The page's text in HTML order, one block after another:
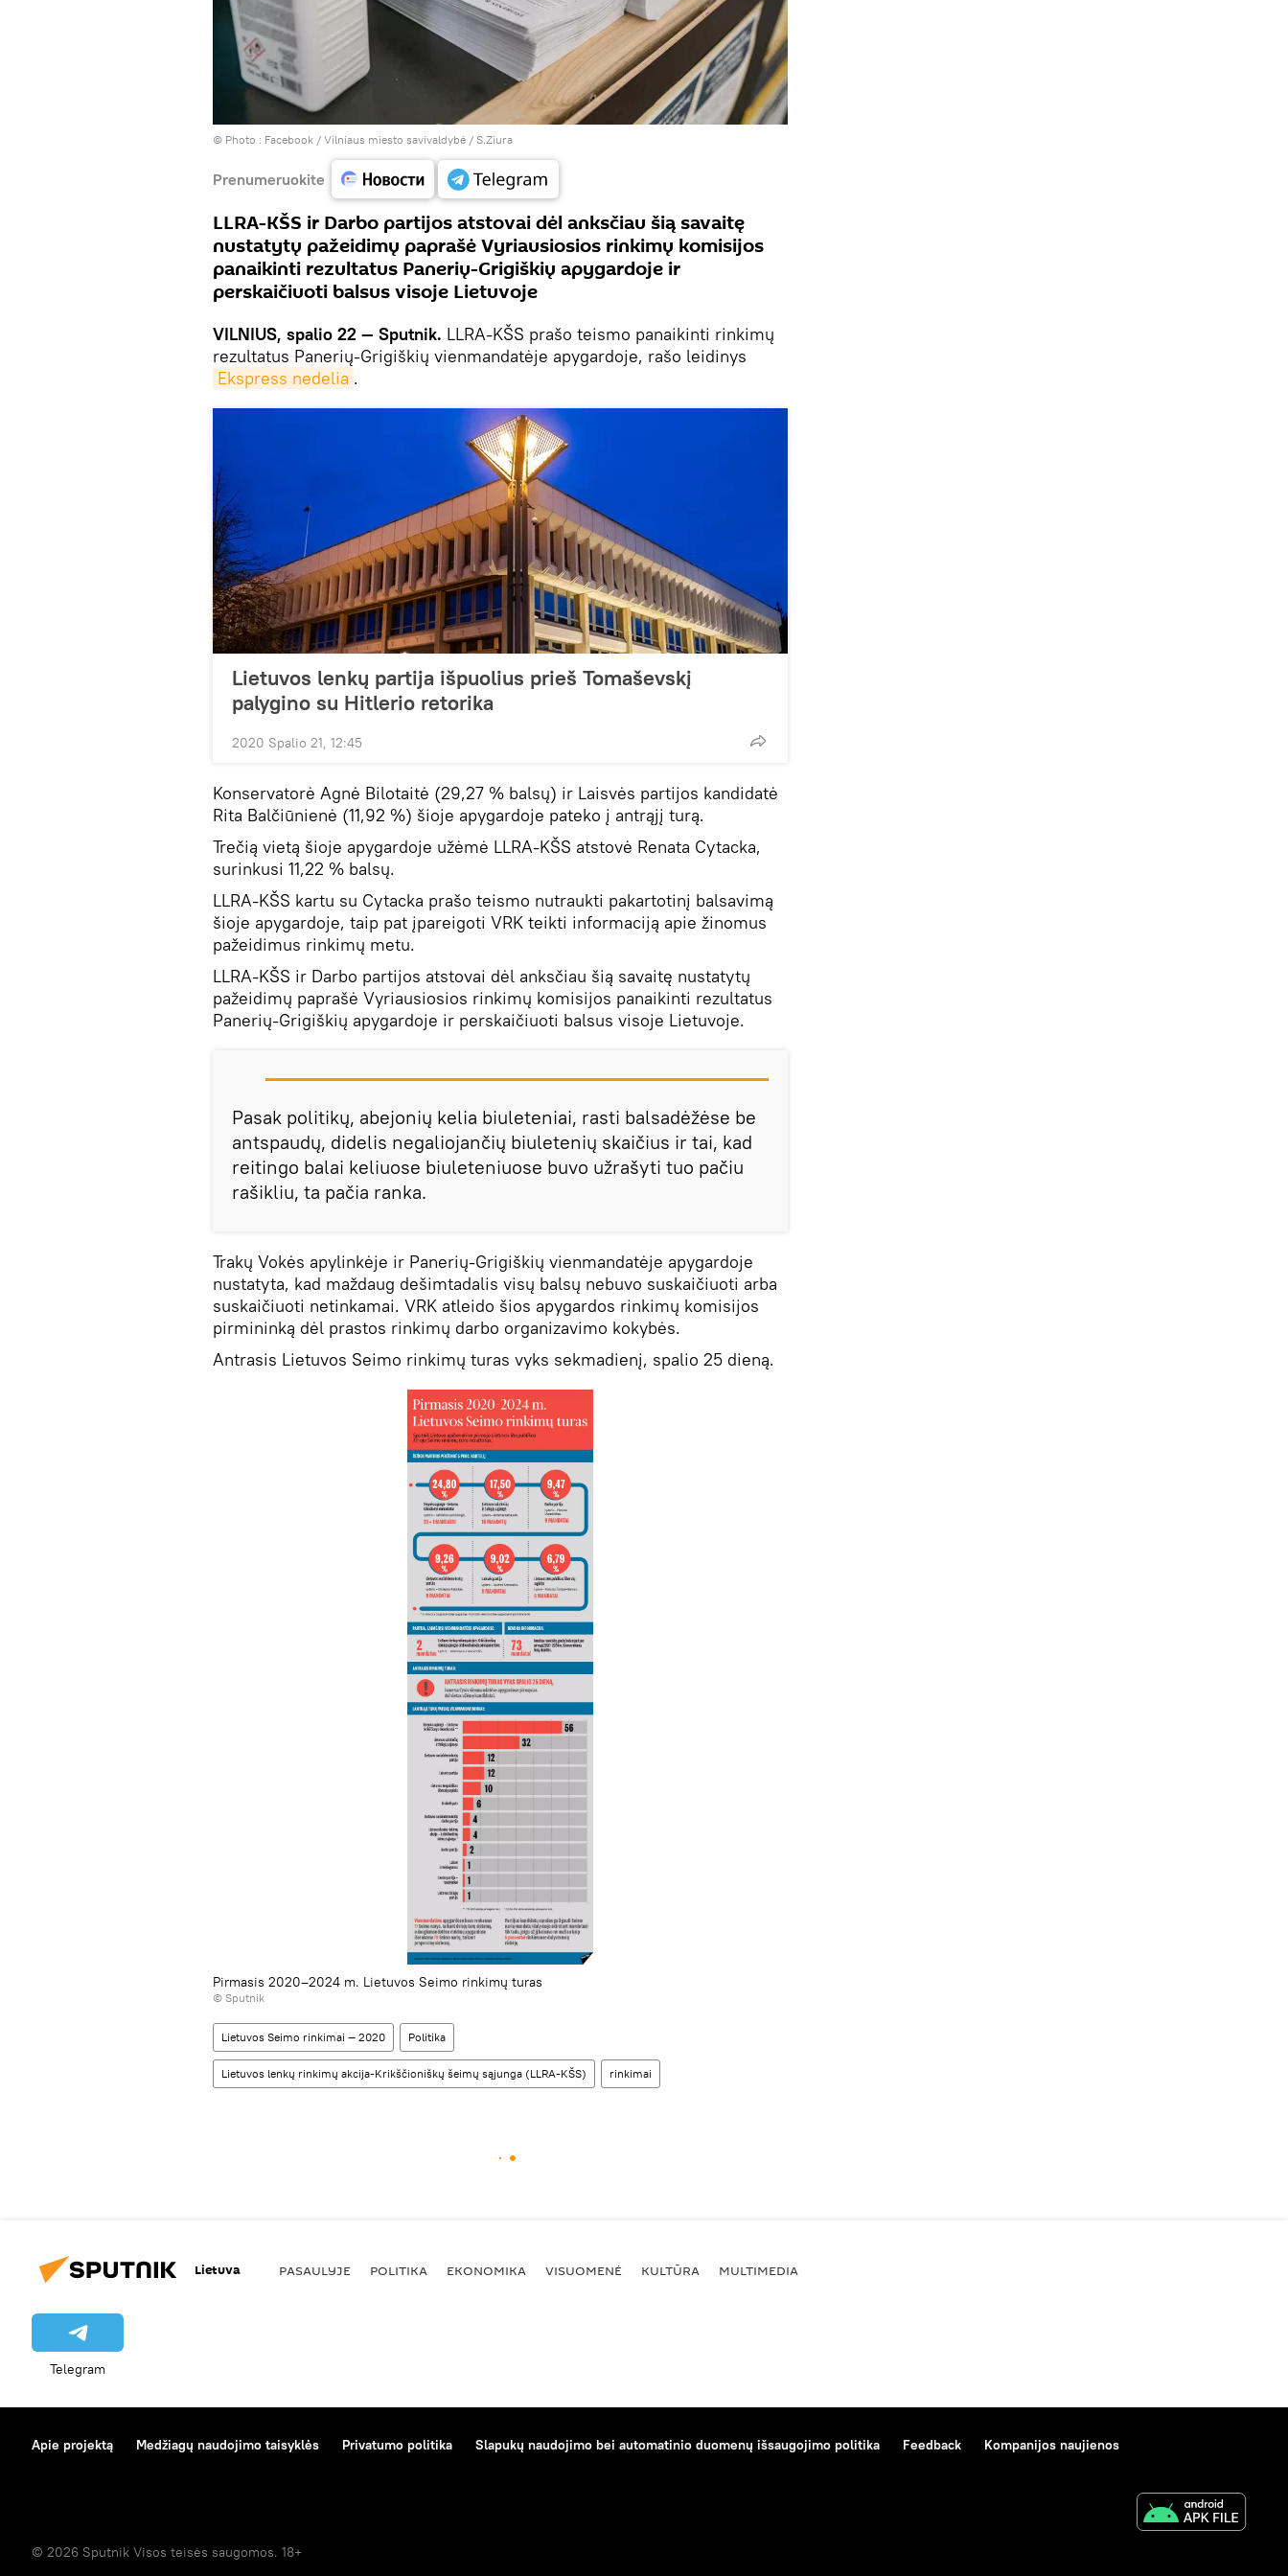
© Photo : Facebook / Vilniaus miesto savivaldybė / S.Ziura
Prenumeruokite
LLRA-KŠS ir Darbo partijos atstovai dėl anksčiau šią savaitę
nustatytų pažeidimų paprašė Vyriausiosios rinkimų komisijos
panaikinti rezultatus Panerių-Grigiškių apygardoje ir
perskaičiuoti balsus visoje Lietuvoje
VILNIUS, spalio 22 — Sputnik. LLRA-KŠS prašo teismo panaikinti rinkimų
rezultatus Panerių-Grigiškių vienmandatėje apygardoje, rašo leidinys
Ekspress nedelia .
Lietuvos lenkų partija išpuolius prieš Tomaševskį
palygino su Hitlerio retorika
2020 Spalio 21, 12:45
Konservatorė Agnė Bilotaitė (29,27 % balsų) ir Laisvės partijos kandidatė
Rita Balčiūnienė (11,92 %) šioje apygardoje pateko į antrąjį turą.
Trečią vietą šioje apygardoje užėmė LLRA-KŠS atstovė Renata Cytacka,
surinkusi 11,22 % balsų.
LLRA-KŠS kartu su Cytacka prašo teismo nutraukti pakartotinį balsavimą
šioje apygardoje, taip pat įpareigoti VRK teikti informaciją apie žinomus
pažeidimus rinkimų metu.
LLRA-KŠS ir Darbo partijos atstovai dėl anksčiau šią savaitę nustatytų
pažeidimų paprašė Vyriausiosios rinkimų komisijos panaikinti rezultatus
Panerių-Grigiškių apygardoje ir perskaičiuoti balsus visoje Lietuvoje.
Pasak politikų, abejonių kelia biuleteniai, rasti balsadėžėse be
antspaudų, didelis negaliojančių biuletenių skaičius ir tai, kad
reitingo balai keliuose biuleteniuose buvo užrašyti tuo pačiu
rašikliu, ta pačia ranka.
Trakų Vokės apylinkėje ir Panerių-Grigiškių vienmandatėje apygardoje
nustatyta, kad maždaug dešimtadalis visų balsų nebuvo suskaičiuoti arba
suskaičiuoti netinkamai. VRK atleido šios apygardos rinkimų komisijos
pirmininką dėl prastos rinkimų darbo organizavimo kokybės.
Antrasis Lietuvos Seimo rinkimų turas vyks sekmadienį, spalio 25 dieną.
Pirmasis 2020–2024 m. Lietuvos Seimo rinkimų turas
© Sputnik
Lietuvos Seimo rinkimai — 2020 Politika
Lietuvos lenkų rinkimų akcija-Krikščioniškų šeimų sąjunga (LLRA-KŠS) rinkimai
Lietuva PASAULYJE POLITIKA EKONOMIKA VISUOMENĖ KULTŪRA MULTIMEDIA
Telegram
Apie projektą Medžiagų naudojimo taisyklės Privatumo politika Slapukų naudojimo bei automatinio duomenų išsaugojimo politika Feedback Kompanijos naujienos
© 2026 Sputnik Visos teisės saugomos. 18+